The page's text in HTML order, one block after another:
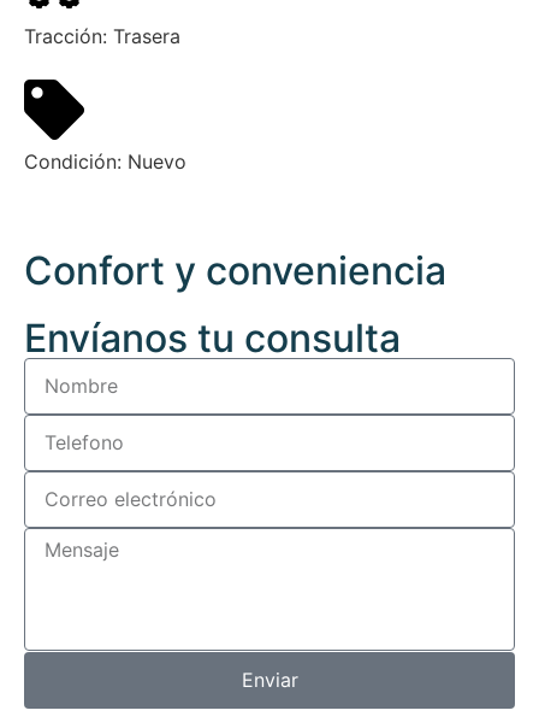
Tracción: Trasera
Condición: Nuevo
Confort y conveniencia
Envíanos tu consulta
Enviar